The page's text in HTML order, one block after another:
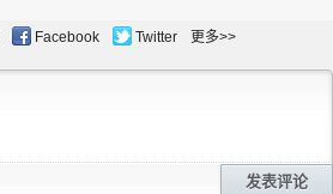
Facebook Twitter 更多>>
发表评论